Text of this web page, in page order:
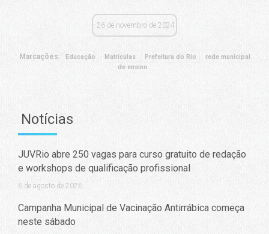
26 de novembro de 2024
Marcações: Educação Matrículas Prefeitura do Rio
rede municipal
de ensino
Notícias
JUVRio abre 250 vagas para curso gratuito de redação
e workshops de qualificação profissional
6 de agosto de 2026
Campanha Municipal de Vacinação Antirrábica começa
neste sábado